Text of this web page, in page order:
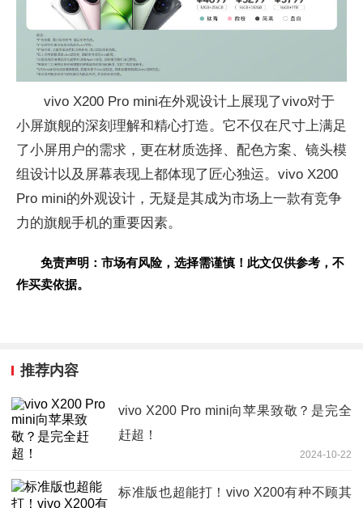
vivo X200 Pro mini在外观设计上展现了vivo对于
小屏旗舰的深刻理解和精心打造。它不仅在尺寸上满足
了小屏用户的需求，更在材质选择、配色方案、镜头模
组设计以及屏幕表现上都体现了匠心独运。vivo X200
Pro mini的外观设计，无疑是其成为市场上一款有竞争
力的旗舰手机的重要因素。
免责声明：市场有风险，选择需谨慎！此文仅供参考，不
作买卖依据。
推荐内容
vivo X200 Pro mini向苹果致敬？是完全
赶超！
2024-10-22
标准版也超能打！vivo X200有种不顾其